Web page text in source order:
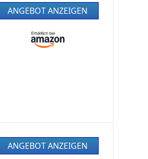
ANGEBOT ANZEIGEN
ANGEBOT ANZEIGEN